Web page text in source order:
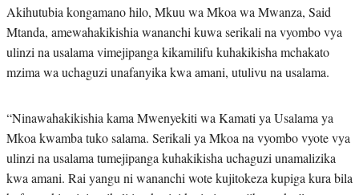
Akihutubia kongamano hilo, Mkuu wa Mkoa wa Mwanza, Said
Mtanda, amewahakikishia wananchi kuwa serikali na vyombo vya
ulinzi na usalama vimejipanga kikamilifu kuhakikisha mchakato
mzima wa uchaguzi unafanyika kwa amani, utulivu na usalama.
“Ninawahakikishia kama Mwenyekiti wa Kamati ya Usalama ya
Mkoa kwamba tuko salama. Serikali ya Mkoa na vyombo vyote vya
ulinzi na usalama tumejipanga kuhakikisha uchaguzi unamalizika
kwa amani. Rai yangu ni wananchi wote kujitokeza kupiga kura bila